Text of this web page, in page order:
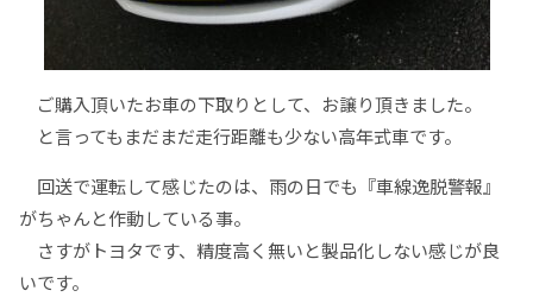
ご購入頂いたお車の下取りとして、お譲り頂きました。
と言ってもまだまだ走行距離も少ない高年式車です。
回送で運転して感じたのは、雨の日でも『車線逸脱警報』
がちゃんと作動している事。
さすがトヨタです、精度高く無いと製品化しない感じが良
いです。